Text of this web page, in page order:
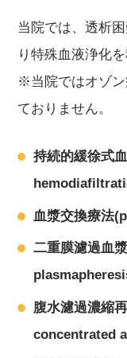
当院では、透析
り特殊血液浄化
※当院ではオゾン
ておりません。
持続的緩徐式
血漿交換療法
二重膜濾過血
腹水濾過濃縮
concentrated